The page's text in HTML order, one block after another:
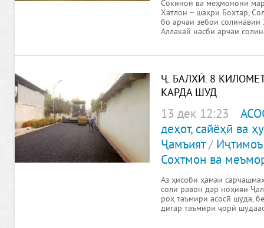
Сокинон ва меҳмонони
Хатлон – шаҳри Бохтар,
бо арчаи зебои солинавии
Аллакай насби арчаи
Ҷ. БАЛХӢ. 8
КАРДА ШУД
13 дек 12:23
деҳот, сайёҳӣ ва
Ҷамъият/ Иҷтимоъ
Сохтмон ва
Аз ҳисоби ҳамаи
соли равон дар ноҳияи
роҳ таъмири асосӣ шуда,
дигар таъмири ҷорӣ